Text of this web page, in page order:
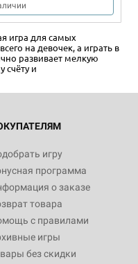
игра для самых
на девочек, а играть в
развивает мелкую
счёту и
игру
программа
о заказе
товара
с правилами
игры
без скидки